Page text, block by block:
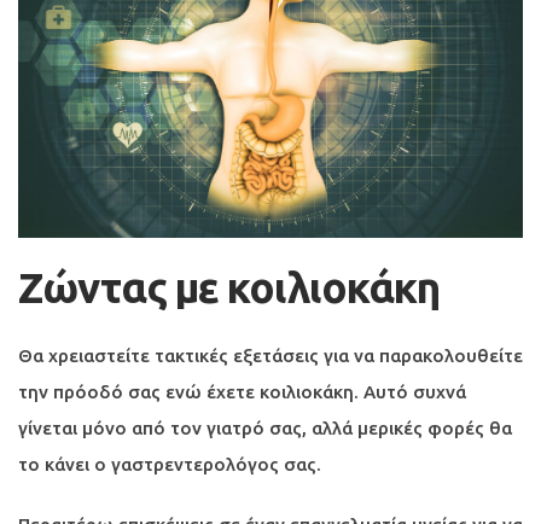
Ζώντας με κοιλιοκάκη
Θα χρειαστείτε τακτικές εξετάσεις για να παρακολουθείτε
την πρόοδό σας ενώ έχετε κοιλιοκάκη. Αυτό συχνά
γίνεται μόνο από τον γιατρό σας, αλλά μερικές φορές θα
το κάνει ο γαστρεντερολόγος σας.